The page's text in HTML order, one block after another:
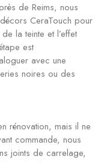
de Reims, nous
CeraTouch pour
la teinte et l’effet
est
avec une
noires ou des
rénovation, mais il ne
commande, nous
joints de carrelage,